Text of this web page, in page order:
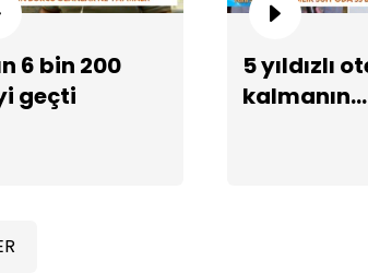
Ece İrtem'in ölüm nedeni
6 bin 200
geçti
5 yıldızlı
kalmanın